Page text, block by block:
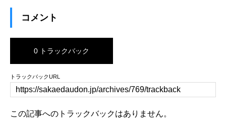
コメント
0 トラックバック
トラックバックURL
この記事へのトラックバックはありません。